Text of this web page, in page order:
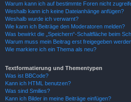
Warum kann ich auf bestimmte Foren nicht
Weshalb kann ich keine Dateianhänge anfügen?
Weshalb wurde ich verwarnt?
Wie kann ich Beiträge den Moderatoren melden?
Was bewirkt die „Speichern“-Schaltfläche beim
Warum muss mein Beitrag erst freigegeben
Wie markiere ich ein Thema als neu?
Textformatierung und Thementypen
Was ist BBCode?
Kann ich HTML benutzen?
Was sind Smilies?
Kann ich Bilder in meine Beiträge einfügen?